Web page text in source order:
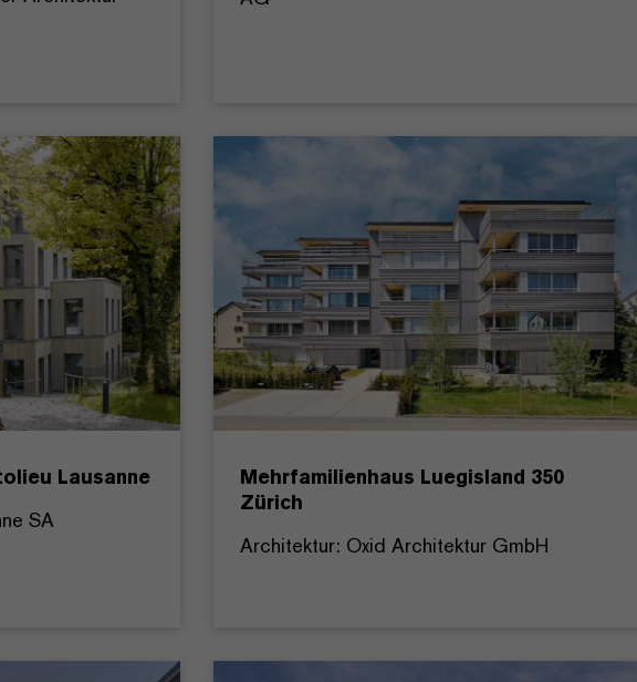
Lausanne
SA
Mehrfamilienhaus Luegisland 350
Zürich
Architektur: Oxid Architektur GmbH